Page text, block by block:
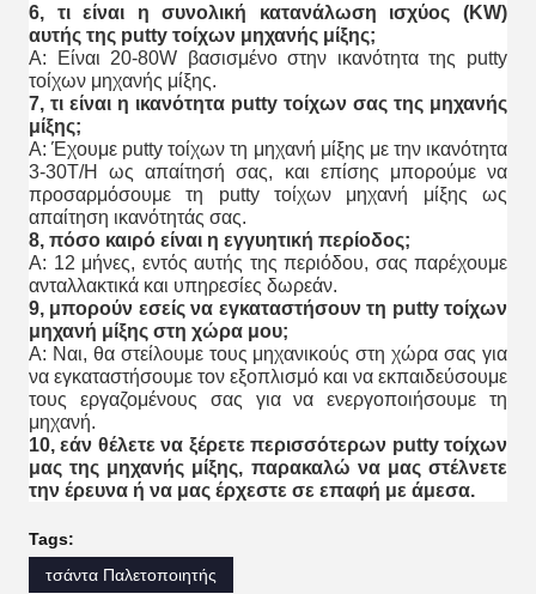
6, τι είναι η συνολική κατανάλωση ισχύος (KW)
αυτής της putty τοίχων μηχανής μίξης;
Α: Είναι 20-80W βασισμένο στην ικανότητα της putty
τοίχων μηχανής μίξης.
7, τι είναι η ικανότητα putty τοίχων σας της μηχανής
μίξης;
Α: Έχουμε putty τοίχων τη μηχανή μίξης με την ικανότητα
3-30T/H ως απαίτησή σας, και επίσης μπορούμε να
προσαρμόσουμε τη putty τοίχων μηχανή μίξης ως
απαίτηση ικανότητάς σας.
8, πόσο καιρό είναι η εγγυητική περίοδος;
Α: 12 μήνες, εντός αυτής της περιόδου, σας παρέχουμε
ανταλλακτικά και υπηρεσίες δωρεάν.
9, μπορούν εσείς να εγκαταστήσουν τη putty τοίχων
μηχανή μίξης στη χώρα μου;
Α: Ναι, θα στείλουμε τους μηχανικούς στη χώρα σας για
να εγκαταστήσουμε τον εξοπλισμό και να εκπαιδεύσουμε
τους εργαζομένους σας για να ενεργοποιήσουμε τη
μηχανή.
10, εάν θέλετε να ξέρετε περισσότερων putty τοίχων
μας της μηχανής μίξης, παρακαλώ να μας στέλνετε
την έρευνα ή να μας έρχεστε σε επαφή με άμεσα.
Tags:
τσάντα Παλετοποιητής